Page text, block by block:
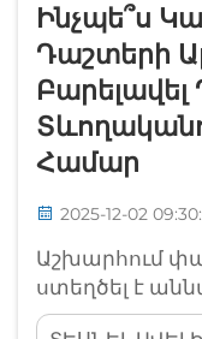
Ինչպե՞ս
Դաշտերի
Համար
2025-12-02
Աշխարհում
ստեղծել է
բարձրորակ